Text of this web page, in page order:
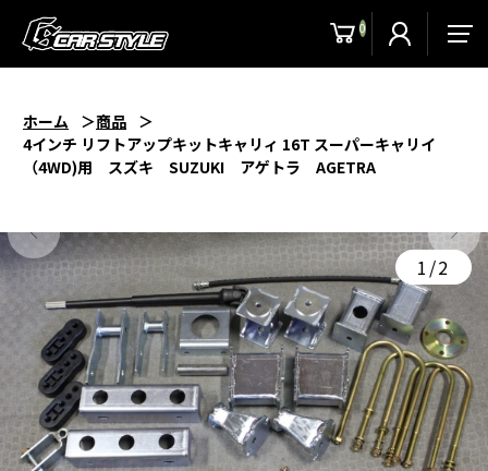
0
ホーム
商品
4インチ リフトアップキットキャリィ 16T スーパーキャリイ
（4WD)用 スズキ SUZUKI アゲトラ AGETRA
1/2